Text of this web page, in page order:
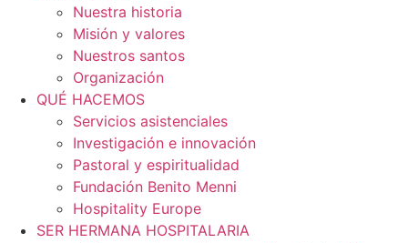
Nuestra historia
Misión y valores
Nuestros santos
Organización
QUÉ HACEMOS
Servicios asistenciales
Investigación e innovación
Pastoral y espiritualidad
Fundación Benito Menni
Hospitality Europe
SER HERMANA HOSPITALARIA